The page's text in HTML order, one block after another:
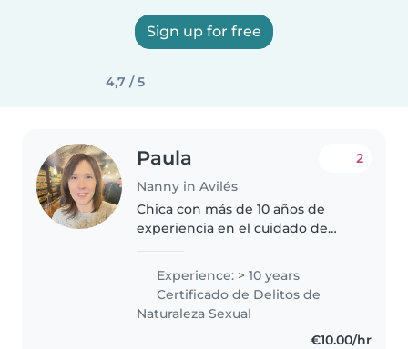
Sign up for free
4,7 / 5
Paula
Nanny in Avilés
2
Chica con más de 10 años de
experiencia en el cuidado de
de 11 años. Puedo ayudarles a
realizar los deberes, llevarlos y
recogerlos del colegio. También..
Experience: > 10 years
Certificado de Delitos de
Naturaleza Sexual
€10.00/hr